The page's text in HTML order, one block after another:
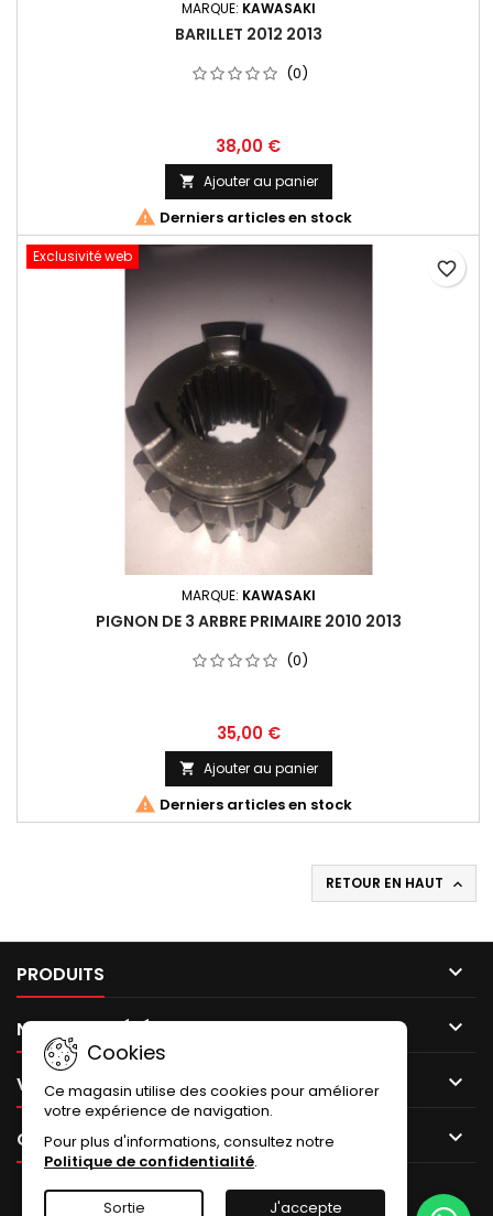
MARQUE: KAWASAKI
BARILLET 2012 2013
(0)
38,00 €
 Ajouter au panier
 Derniers articles en stock
Exclusivité web
MARQUE: KAWASAKI
PIGNON DE 3 ARBRE PRIMAIRE 2010 2013
(0)
35,00 €
 Ajouter au panier
 Derniers articles en stock
favorite_border
RETOUR EN HAUT 
PRODUITS 
NOTRE SOCIÉTÉ 
VOTRE COMPTE 
CONTACT 
Cookies
Ce magasin utilise des cookies pour améliorer
votre expérience de navigation.
Pour plus d'informations, consultez notre
Politique de confidentialité.
Sortie J'accepte
LETTRE D'INFORMATIONS